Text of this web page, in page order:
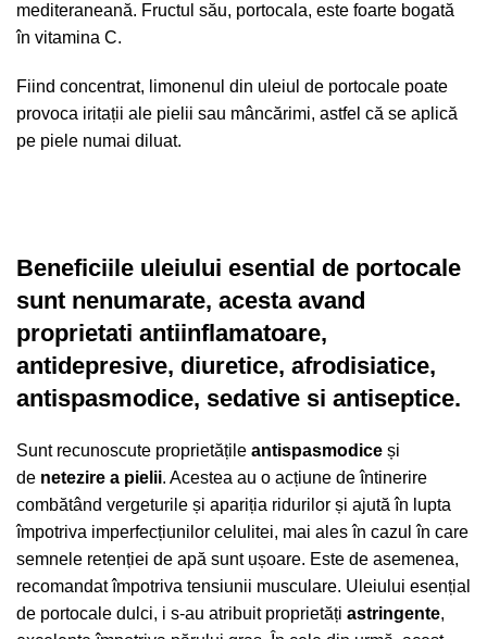
mediteraneană. Fructul său, portocala, este foarte bogată
în vitamina C.
Fiind concentrat, limonenul din uleiul de portocale poate
provoca iritații ale pielii sau mâncărimi, astfel că se aplică
pe piele numai diluat.
Beneficiile uleiului esential de portocale
sunt nenumarate, acesta avand
proprietati antiinflamatoare,
antidepresive, diuretice, afrodisiatice,
antispasmodice, sedative si antiseptice.
Sunt recunoscute proprietățile antispasmodice și
de netezire a pielii. Acestea au o acțiune de întinerire
combătând vergeturile și apariția ridurilor și ajută în lupta
împotriva imperfecțiunilor celulitei, mai ales în cazul în care
semnele retenției de apă sunt ușoare. Este de asemenea,
recomandat împotriva tensiunii musculare. Uleiului esențial
de portocale dulci, i s-au atribuit proprietăți astringente,